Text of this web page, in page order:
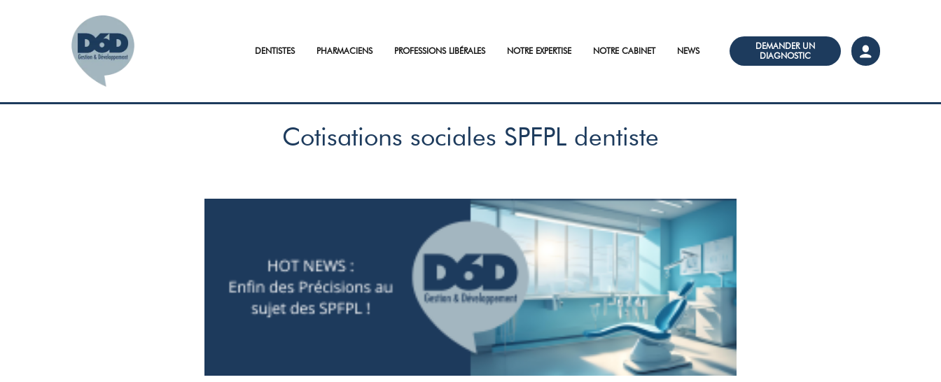
DENTISTES PHARMACIENS PROFESSIONS LIBÉRALES NOTRE EXPERTISE NOTRE CABINET NEWS
DEMANDER UN
DIAGNOSTIC
Cotisations sociales SPFPL dentiste